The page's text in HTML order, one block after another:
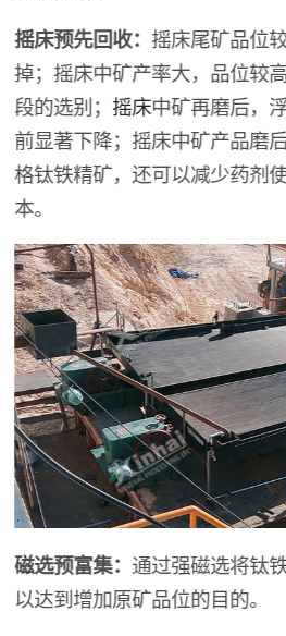
摇床预先回收： 摇床尾矿品位
掉；摇床中矿产率大，品位较
段的选别；摇床中矿再磨后，
前显著下降；摇床中矿产品磨
格钛铁精矿，还可以减少药剂
本。
磁选预富集：通过强磁选将钛
以达到增加原矿品位的目的。